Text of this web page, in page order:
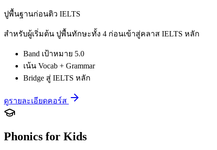
ปูพื้นฐานก่อนติว IELTS
สำหรับผู้เริ่มต้น ปูพื้นทักษะทั้ง 4 ก่อนเข้าสู่คลาส IELTS หลัก
Band เป้าหมาย 5.0
เน้น Vocab + Grammar
Bridge สู่ IELTS หลัก
ดูรายละเอียดคอร์ส
Phonics for Kids